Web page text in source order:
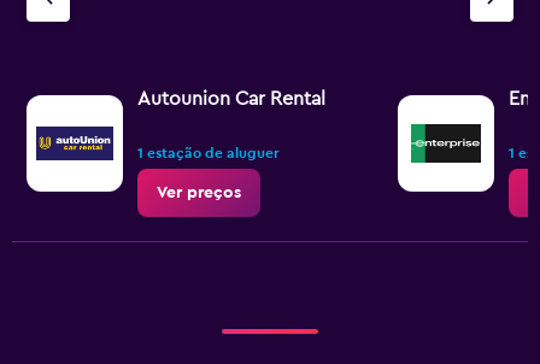
Autounion Car Rental
1 estação de aluguer
Ver preços
1